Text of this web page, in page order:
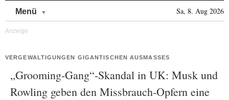
Menü Sa, 8. Aug 2026
VERGEWALTIGUNGEN GIGANTISCHEN AUSMASSES
„Grooming-Gang“-Skandal in UK: Musk und
Rowling geben den Missbrauch-Opfern eine